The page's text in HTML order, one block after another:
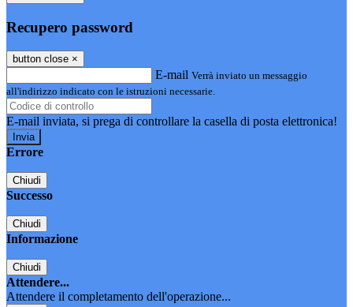
Recupero password
button close ×
E-mail Verrà inviato un messaggio
all'indirizzo indicato con le istruzioni necessarie.
E-mail inviata, si prega di controllare la casella di posta elettronica!
Errore
Chiudi
Successo
Chiudi
Informazione
Chiudi
Attendere...
Attendere il completamento dell'operazione...